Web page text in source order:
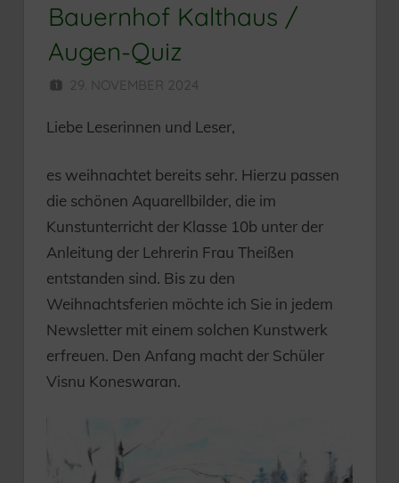
Bauernhof Kalthaus /
Augen-Quiz
29. NOVEMBER 2024
Liebe Leserinnen und Leser,
es weihnachtet bereits sehr. Hierzu passen
die schönen Aquarellbilder, die im
Kunstunterricht der Klasse 10b unter der
Anleitung der Lehrerin Frau Theißen
entstanden sind. Bis zu den
Weihnachtsferien möchte ich Sie in jedem
Newsletter mit einem solchen Kunstwerk
erfreuen. Den Anfang macht der Schüler
Visnu Koneswaran.